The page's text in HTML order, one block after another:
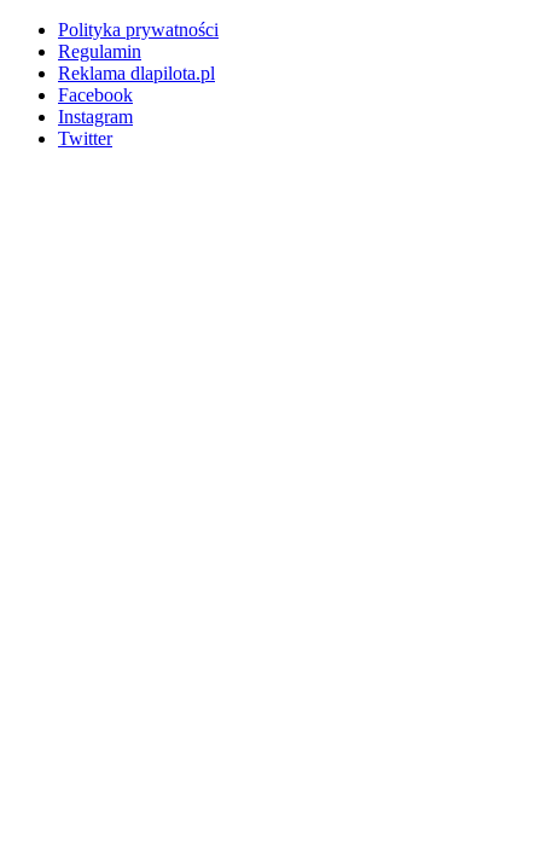
Polityka prywatności
Regulamin
Reklama dlapilota.pl
Facebook
Instagram
Twitter